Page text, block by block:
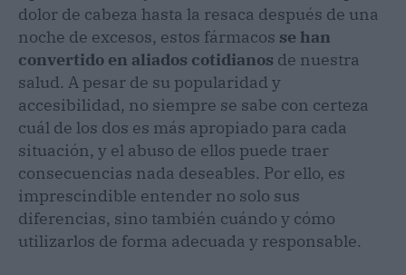
dolor de cabeza hasta la resaca después de una
noche de excesos, estos fármacos se han
convertido en aliados cotidianos de nuestra
salud. A pesar de su popularidad y
accesibilidad, no siempre se sabe con certeza
cuál de los dos es más apropiado para cada
situación, y el abuso de ellos puede traer
consecuencias nada deseables. Por ello, es
imprescindible entender no solo sus
diferencias, sino también cuándo y cómo
utilizarlos de forma adecuada y responsable.